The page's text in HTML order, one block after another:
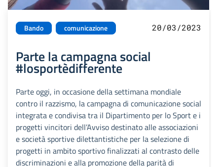
Bando comunicazione 20/03/2023
Parte la campagna social
#losportèdifferente
Parte oggi, in occasione della settimana mondiale
contro il razzismo, la campagna di comunicazione social
integrata e condivisa tra il Dipartimento per lo Sport e i
progetti vincitori dell’Avviso destinato alle associazioni
e società sportive dilettantistiche per la selezione di
progetti in ambito sportivo finalizzati al contrasto delle
discriminazioni e alla promozione della parità di